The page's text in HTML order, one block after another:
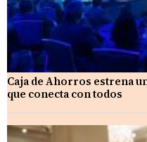
Caja de Ahorros estrena
que conecta con todos